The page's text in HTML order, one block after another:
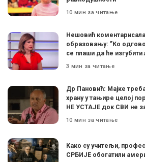
10 мин за читање
Нешовић
образовању: ”Ко
се плаши да ће изгубити
3 мин за читање
Др Пановић: Мајке
храну у тањире целој
НЕ УСТАЈЕ док СВИ не
10 мин за читање
Како су учитељи,
СРБИЈЕ обогатили